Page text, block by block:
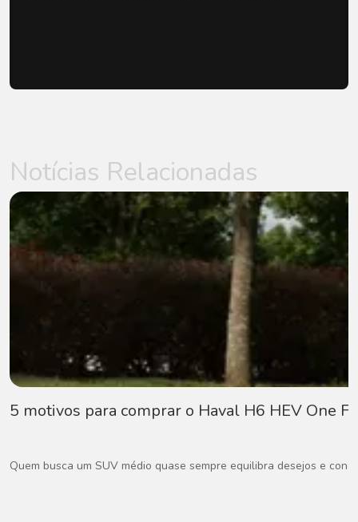
Notícias Relacionadas
5 motivos para comprar o Haval H6 HEV One
Quem busca um SUV médio quase sempre equilibra desejos e